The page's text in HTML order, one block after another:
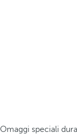
Omaggi speciali